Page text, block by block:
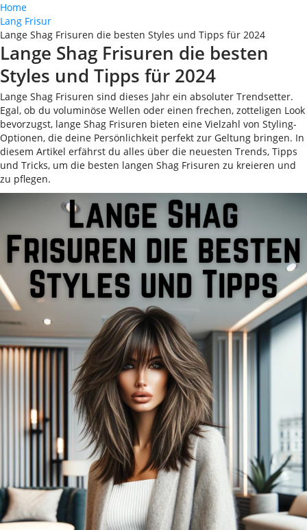
Home
Lang Frisur
Lange Shag Frisuren die besten Styles und Tipps für 2024
Lange Shag Frisuren die besten
Styles und Tipps für 2024
Lange Shag Frisuren sind dieses Jahr ein absoluter Trendsetter.
Egal, ob du voluminöse Wellen oder einen frechen, zotteligen Look
bevorzugst, lange Shag Frisuren bieten eine Vielzahl von Styling-
Optionen, die deine Persönlichkeit perfekt zur Geltung bringen. In
diesem Artikel erfährst du alles über die neuesten Trends, Tipps
und Tricks, um die besten langen Shag Frisuren zu kreieren und
zu pflegen.